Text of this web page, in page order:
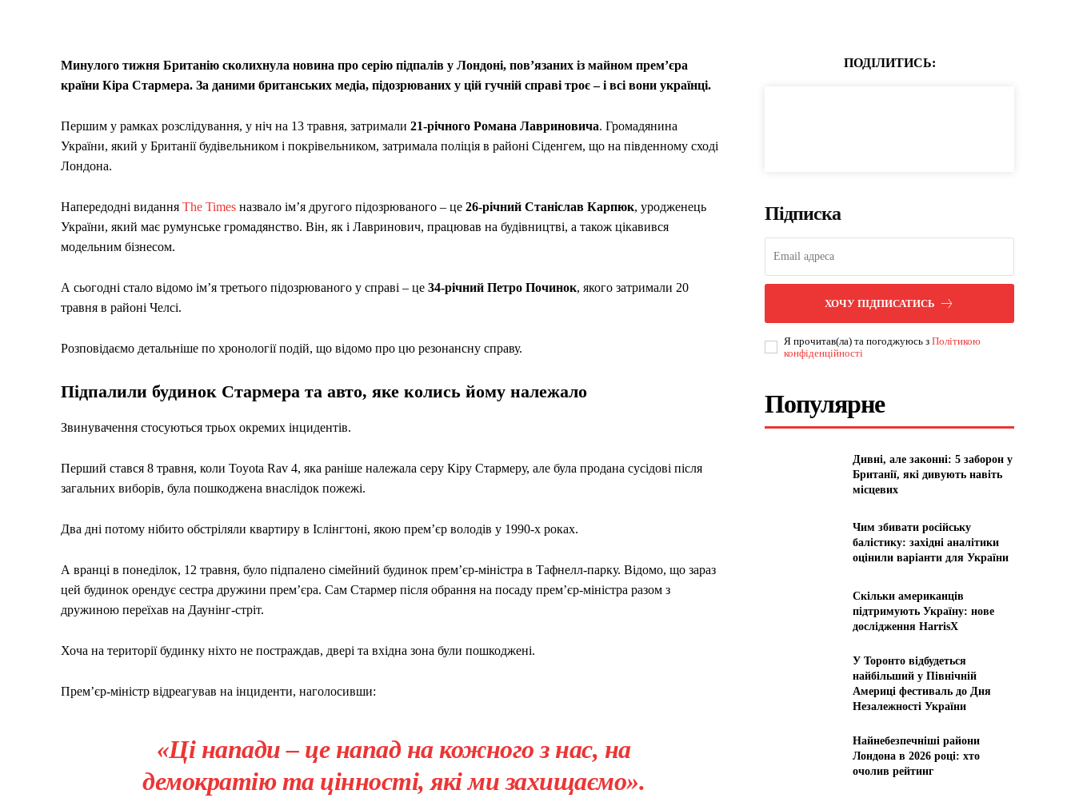
Минулого тижня Британію сколихнула новина про серію підпалів у Лондоні, пов’язаних із майном прем’єра
країни Кіра Стармера. За даними британських медіа, підозрюваних у цій гучній справі троє – і всі вони українці.
Першим у рамках розслідування, у ніч на 13 травня, затримали 21-річного Романа Лавриновича. Громадянина
України, який у Британії будівельником і покрівельником, затримала поліція в районі Сіденгем, що на південному сході
Лондона.
Напередодні видання The Times назвало ім’я другого підозрюваного – це 26-річний Станіслав Карпюк, уродженець
України, який має румунське громадянство. Він, як і Лавринович, працював на будівництві, а також цікавився
модельним бізнесом.
А сьогодні стало відомо ім’я третього підозрюваного у справі – це 34-річний Петро Починок, якого затримали 20
травня в районі Челсі.
Розповідаємо детальніше по хронології подій, що відомо про цю резонансну справу.
Підпалили будинок Стармера та авто, яке колись йому належало
Звинувачення стосуються трьох окремих інцидентів.
Перший стався 8 травня, коли Toyota Rav 4, яка раніше належала серу Кіру Стармеру, але була продана сусідові після
загальних виборів, була пошкоджена внаслідок пожежі.
Два дні потому нібито обстріляли квартиру в Іслінгтоні, якою прем’єр володів у 1990-х роках.
А вранці в понеділок, 12 травня, було підпалено сімейний будинок прем’єр-міністра в Тафнелл-парку. Відомо, що зараз
цей будинок орендує сестра дружини прем’єра. Сам Стармер після обрання на посаду прем’єр-міністра разом з
дружиною переїхав на Даунінг-стріт.
Хоча на території будинку ніхто не постраждав, двері та вхідна зона були пошкоджені.
Прем’єр-міністр відреагував на інциденти, наголосивши:
«Ці напади – це напад на кожного з нас, на
демократію та цінності, які ми захищаємо».
ПОДІЛИТИСЬ:
Підписка
ХОЧУ ПІДПИСАТИСЬ
Я прочитав(ла) та погоджуюсь зПолітикою
конфіденційності
Популярне
Дивні, але законні: 5 заборон у
Британії, які дивують навіть
місцевих
Чим збивати російську
балістику: західні аналітики
оцінили варіанти для України
Скільки американців
підтримують Україну: нове
дослідження HarrisX
У Торонто відбудеться
найбільший у Північній
Америці фестиваль до Дня
Незалежності України
Найнебезпечніші райони
Лондона в 2026 році: хто
очолив рейтинг